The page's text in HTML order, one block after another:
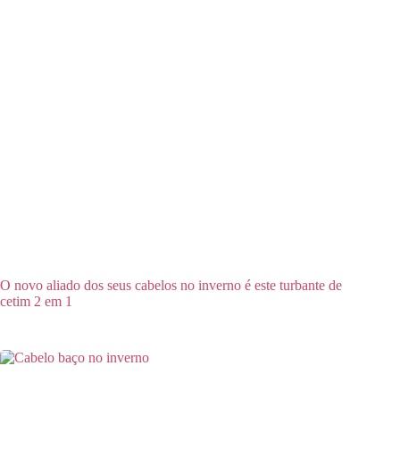
O novo aliado dos seus cabelos no inverno é este turbante de
cetim 2 em 1